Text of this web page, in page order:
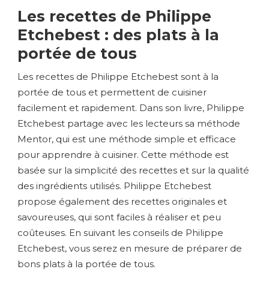
Les recettes de Philippe
Etchebest : des plats à la
portée de tous
Les recettes de Philippe Etchebest sont à la
portée de tous et permettent de cuisiner
facilement et rapidement. Dans son livre, Philippe
Etchebest partage avec les lecteurs sa méthode
Mentor, qui est une méthode simple et efficace
pour apprendre à cuisiner. Cette méthode est
basée sur la simplicité des recettes et sur la qualité
des ingrédients utilisés. Philippe Etchebest
propose également des recettes originales et
savoureuses, qui sont faciles à réaliser et peu
coûteuses. En suivant les conseils de Philippe
Etchebest, vous serez en mesure de préparer de
bons plats à la portée de tous.